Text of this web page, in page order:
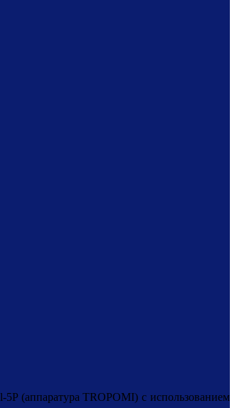
(аппаратура TROPOMI) с использованием